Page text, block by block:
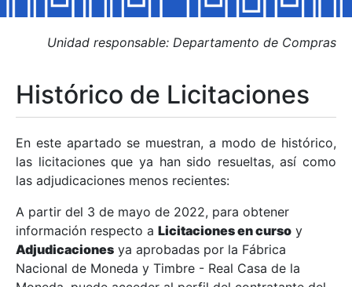
Mostrar/Ocultar
Mostrar/Ocultar
Mostrar/Ocultar
Mostrar/Ocultar
Unidad responsable: Departamento de Compras
Histórico de Licitaciones
En este apartado se muestran, a modo de histórico,
las licitaciones que ya han sido resueltas, así como
las adjudicaciones menos recientes:
A partir del 3 de mayo de 2022, para obtener
información respecto a Licitaciones en curso y
Adjudicaciones ya aprobadas por la Fábrica
Nacional de Moneda y Timbre - Real Casa de la